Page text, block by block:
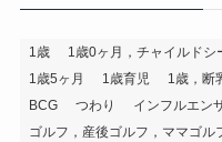
1歳 1歳0ヶ月，チャイルドシ
1歳5ヶ月
1歳育児 1歳，断
BCG
つわり インフルエン
ゴルフ，産後ゴルフ，ママゴル